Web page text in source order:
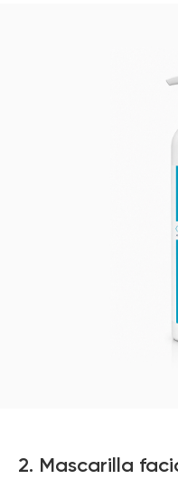
2. Mascarilla